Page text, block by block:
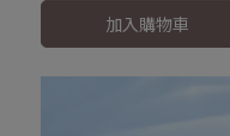
加入購物車